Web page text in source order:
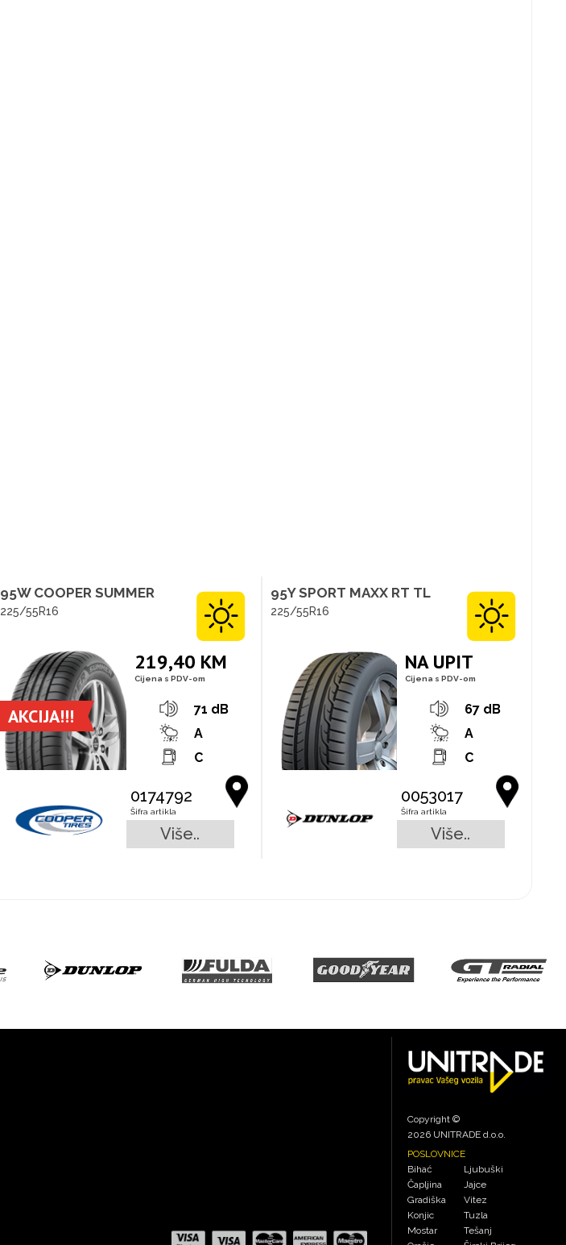
95W COOPER SUMMER
225/55R16
AKCIJA!!!
219,40 KM
Cijena s PDV-om
71 dB
A
C
0174792
Šifra artikla
Više..
95Y SPORT MAXX RT TL
225/55R16
NA UPIT
Cijena s PDV-om
67 dB
A
C
0053017
Šifra artikla
Više..
Copyright ©
2026 UNITRADE d.o.o.
POSLOVNICE
Bihać
Ljubuški
Čapljina
Jajce
Gradiška
Vitez
Konjic
Tuzla
Mostar
Tešanj